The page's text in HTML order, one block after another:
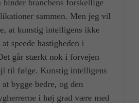
binder branchens forskellige
sammen. Men jeg vil
at kunstig intelligens ikke
speede hastigheden i
går stærkt nok i forvejen
til følge. Kunstig intelligens
bygge bedre, og den
i høj grad være med